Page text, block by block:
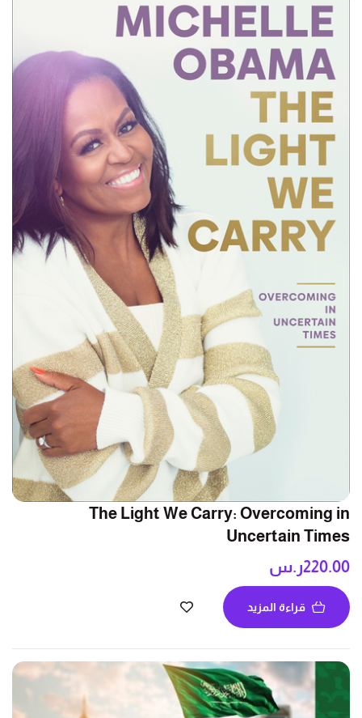
The Light We Carry: Overcoming in
Uncertain Times
ر.س220.00
قراءة المزيد